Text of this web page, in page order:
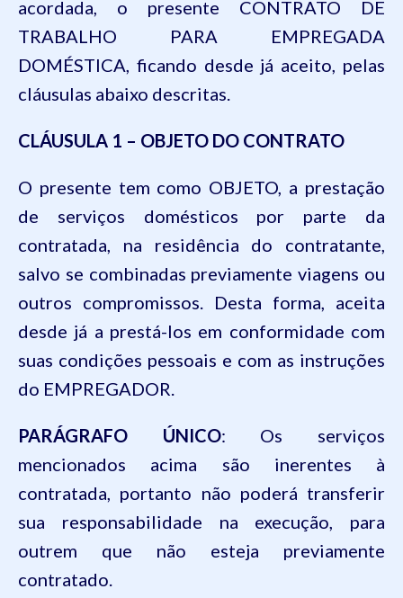
acordada, o presente CONTRATO DE
TRABALHO PARA EMPREGADA
DOMÉSTICA, ficando desde já aceito, pelas
cláusulas abaixo descritas.
CLÁUSULA 1 – OBJETO DO CONTRATO
O presente tem como OBJETO, a prestação
de serviços domésticos por parte da
contratada, na residência do contratante,
salvo se combinadas previamente viagens ou
outros compromissos. Desta forma, aceita
desde já a prestá-los em conformidade com
suas condições pessoais e com as instruções
do EMPREGADOR.
PARÁGRAFO ÚNICO: Os serviços
mencionados acima são inerentes à
contratada, portanto não poderá transferir
sua responsabilidade na execução, para
outrem que não esteja previamente
contratado.